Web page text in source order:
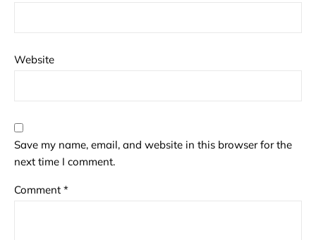
Website
Save my name, email, and website in this browser for the
next time I comment.
Comment *